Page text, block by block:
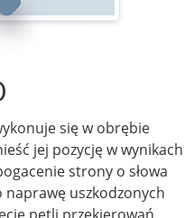
się w obrębie
jej pozycję w wynikach
strony o słowa
naprawę uszkodzonych
pętli przekierowań.